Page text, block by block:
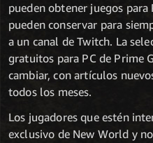
pueden obtener juegos
pueden conservar para
a un canal de Twitch. La
gratuitos para PC de Prime
cambiar, con artículos
todos los meses.
Los jugadores que estén
exclusivo de New World y